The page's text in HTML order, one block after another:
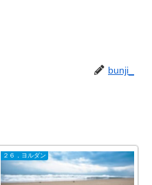
bunji_
２６．ヨルダン